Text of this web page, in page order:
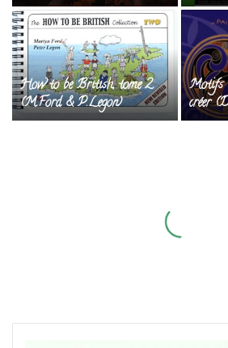
How to be British, tome 2
(M.Ford & P.Legon)
Motifs
créer